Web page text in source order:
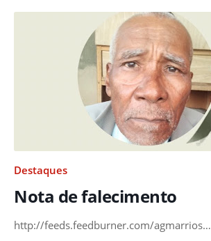
Destaques
Nota de falecimento
http://feeds.feedburner.com/agmarrios…